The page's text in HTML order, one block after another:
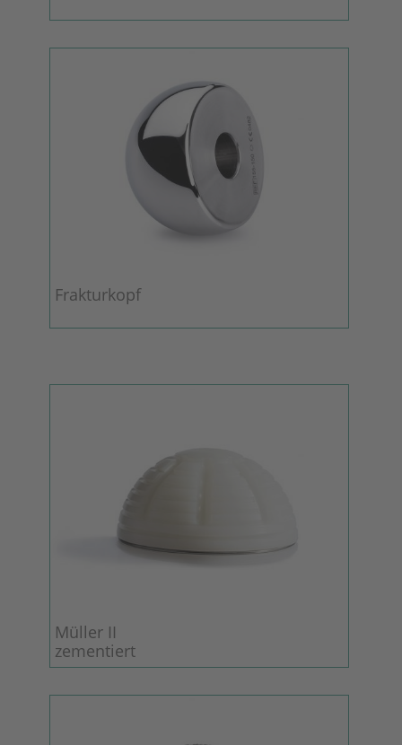
Frakturkopf
Müller II
zementiert